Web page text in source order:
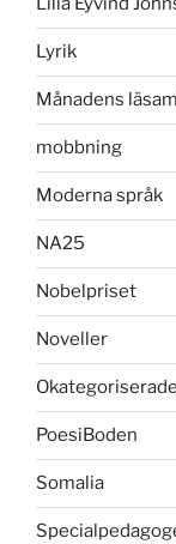
Lyrik
Månadens
mobbning
Moderna språk
NA25
Nobelpriset
Noveller
Okategoriserade
PoesiBoden
Somalia